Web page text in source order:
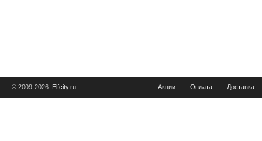
© 2009-2026. Elfcity.ru Акции Оплата Доставка